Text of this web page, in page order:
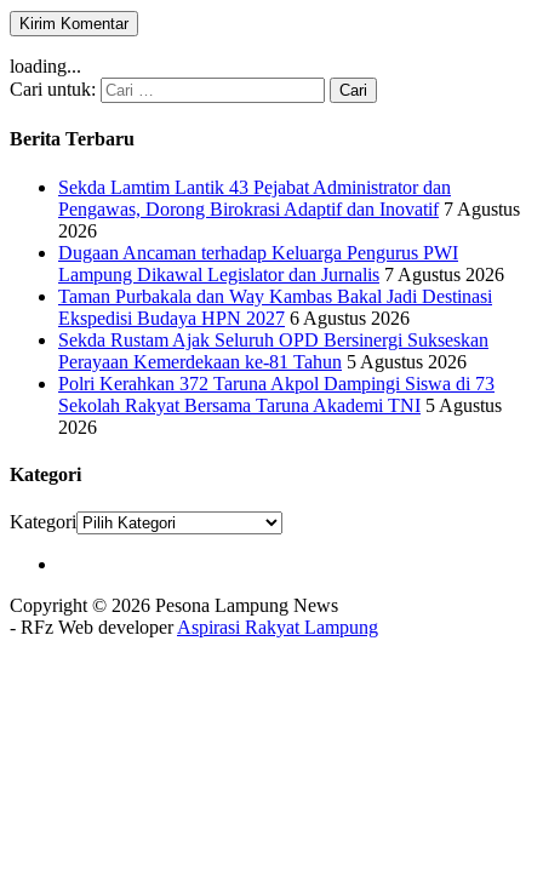
loading...
Cari untuk:
Berita Terbaru
Sekda Lamtim Lantik 43 Pejabat Administrator dan
Pengawas, Dorong Birokrasi Adaptif dan Inovatif 7 Agustus
2026
Dugaan Ancaman terhadap Keluarga Pengurus PWI
Lampung Dikawal Legislator dan Jurnalis 7 Agustus 2026
Taman Purbakala dan Way Kambas Bakal Jadi Destinasi
Ekspedisi Budaya HPN 2027 6 Agustus 2026
Sekda Rustam Ajak Seluruh OPD Bersinergi Sukseskan
Perayaan Kemerdekaan ke-81 Tahun 5 Agustus 2026
Polri Kerahkan 372 Taruna Akpol Dampingi Siswa di 73
Sekolah Rakyat Bersama Taruna Akademi TNI 5 Agustus
2026
Kategori
Kategori
Copyright © 2026 Pesona Lampung News
- RFz Web developerAspirasi Rakyat Lampung